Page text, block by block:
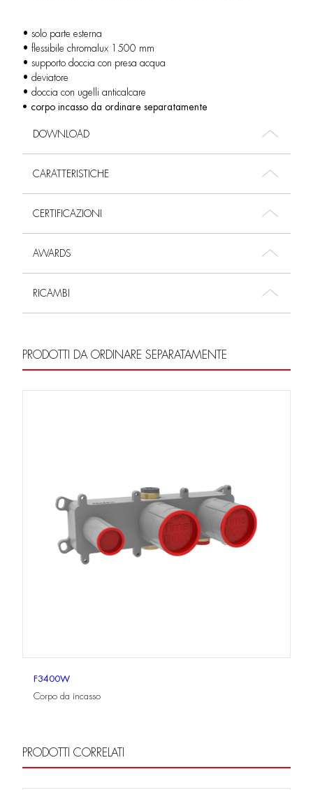
• solo parte esterna
• flessibile chromalux 1500 mm
• supporto doccia con presa acqua
• deviatore
• doccia con ugelli anticalcare
• corpo incasso da ordinare separatamente
DOWNLOAD
CARATTERISTICHE
CERTIFICAZIONI
AWARDS
RICAMBI
PRODOTTI DA ORDINARE SEPARATAMENTE
F3400W
Corpo da incasso
PRODOTTI CORRELATI